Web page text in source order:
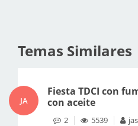
Temas Similares
JA
Fiesta TDCI con
con aceite
2 5539